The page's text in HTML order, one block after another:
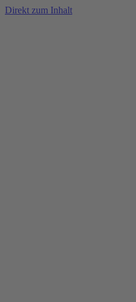
Direkt zum Inhalt